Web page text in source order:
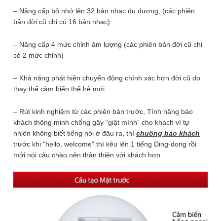
– Nâng cấp bộ nhớ lên 32 bản nhạc du dương, (các phiên
bản đời cũ chỉ có 16 bản nhạc).
– Nâng cấp 4 mức chỉnh âm lượng (các phiên bản đời cũ chỉ
có 2 mức chỉnh)
– Khả năng phát hiện chuyển động chính xác hơn đời cũ do
thay thế cảm biến thế hệ mới.
– Rút kinh nghiệm từ các phiên bản trước, Tính năng báo
khách thông minh chống gây “giật mình” cho khách vì tự
nhiên không biết tiếng nói ở đâu ra, thì chuông báo khách
trước khi “hello, welcome” thì kêu lên 1 tiếng Ding-dong rồi
mới nói câu chào nên thân thiện với khách hơn
gồm
adapter
khách
cảm
chuyển
động
5301
số
LK-5301+A
Thời hạn bảo hành SP:
3 tháng
Thông số kỹ thuật Chuông báo
khách cảm ứng chuyển động LK-
5301
3 quả pin AAA, adapter nguồn
Cảm biến chuyển động hồng ngoại thân